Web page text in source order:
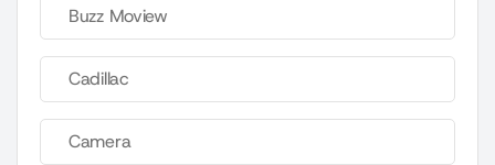
Buzz Moview
Cadillac
Camera